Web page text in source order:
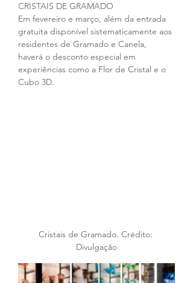
CRISTAIS DE GRAMADO
Em fevereiro e março, além da entrada
gratuita disponível sistematicamente aos
residentes de Gramado e Canela,
haverá o desconto especial em
experiências como a Flor de Cristal e o
Cubo 3D.
Cristais de Gramado. Crédito:
Divulgação